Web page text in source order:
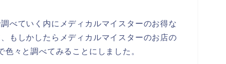
べていく内にメディカルマイスターのお得な
もしかしたらメディカルマイスターのお店の
々と調べてみることにしました。